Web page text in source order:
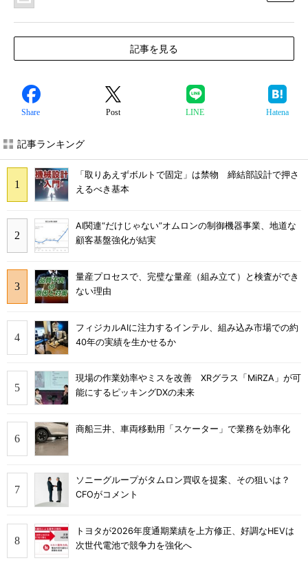
記事を見る
Share Post LINE Hatena
記事ランキング
「取りあえずボルトで固定」は禁物 締結部設計で押さ
えるべき基本
AI関連“だけじゃない”オムロンの制御機器事業、地道な
顧客基盤強化が結実
量産プロセスで、完璧な量産（組み立て）と検査ができ
ない理由
フィジカルAIに注力するインテル、組み込み市場での約
40年の実績を生かせるか
現場の作業効率やミスを改善 XRグラス「MiRZA」が可
能にするピッキングDXの未来
商船三井、車両移動用「スケーター」で業務を効率化
ソニーグループがタムロン買収を提案、その狙いは？
CFOがコメント
トヨタが2026年度通期業績を上方修正、好調なHEVは
次世代電池で競争力を強化へ